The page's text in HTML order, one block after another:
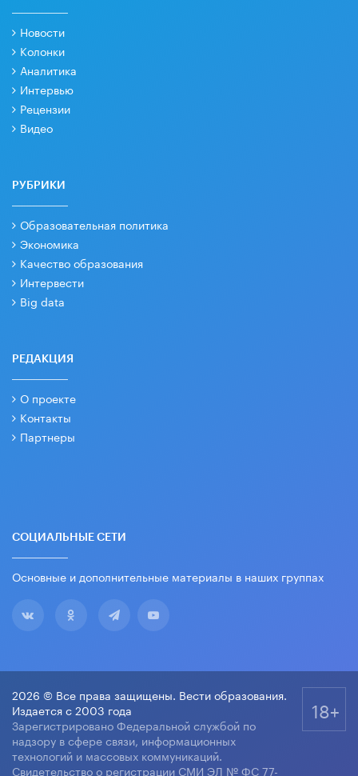
Новости
Колонки
Аналитика
Интервью
Рецензии
Видео
РУБРИКИ
Образовательная политика
Экономика
Качество образования
Интервести
Big data
РЕДАКЦИЯ
О проекте
Контакты
Партнеры
СОЦИАЛЬНЫЕ СЕТИ
Основные и дополнительные материалы в наших группах
2026 © Все права защищены. Вести образования.
Издается с 2003 года
Зарегистрировано Федеральной службой по
надзору в сфере связи, информационных
технологий и массовых коммуникаций.
Свидетельство о регистрации СМИ ЭЛ № ФС 77-
18+